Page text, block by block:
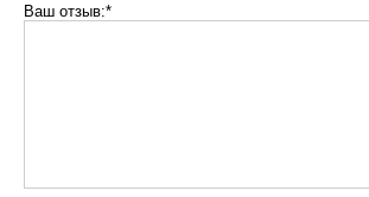
Ваш отзыв:*